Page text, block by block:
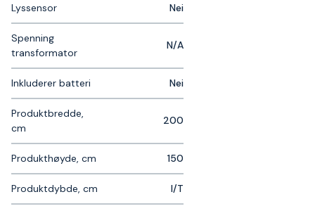
Lyssensor Nei
Spenning
transformator
N/A
Inkluderer batteri Nei
Produktbredde,
cm
200
Produkthøyde, cm 150
Produktdybde, cm I/T